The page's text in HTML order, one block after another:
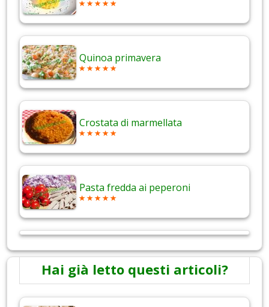
Quinoa primavera
Crostata di marmellata
Pasta fredda ai peperoni
Hai già letto questi articoli?